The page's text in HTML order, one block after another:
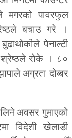
मगरको पावरफुल
बचाउ गरे ।
पेनाल्टी
श्रेष्ठले रोके । ८०
अग्रता दोब्बर
अवसर गुमाएको
विदेशी खेलाडी